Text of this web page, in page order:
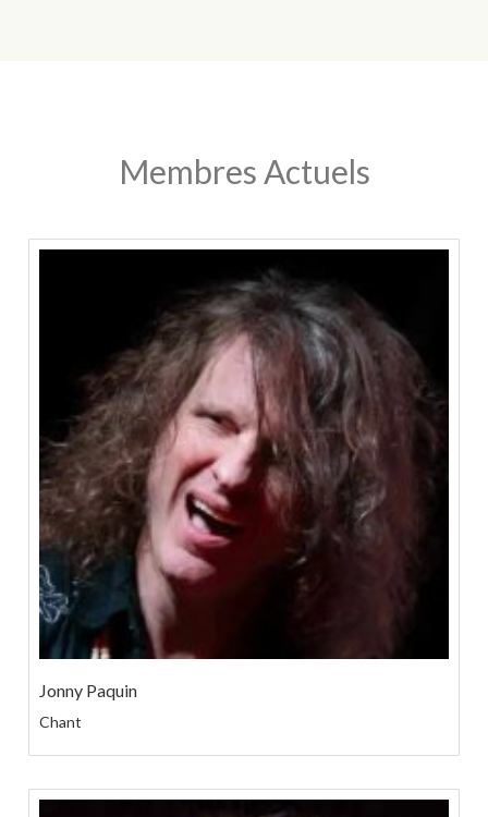
Membres Actuels
Jonny Paquin
Chant